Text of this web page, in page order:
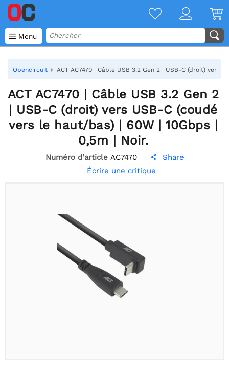
 Menu
Opencircuit ACT AC7470 | Câble USB 3.2 Gen 2 | USB-C (droit) vers
ACT AC7470 | Câble USB 3.2 Gen 2
| USB-C (droit) vers USB-C (coudé
vers le haut/bas) | 60W | 10Gbps |
0,5m | Noir.
Numéro d'article AC7470 
Share
Écrire une critique